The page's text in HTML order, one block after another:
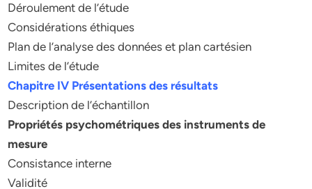
Déroulement de l’étude
Considérations éthiques
Plan de l’analyse des données et plan cartésien
Limites de l’étude
Chapitre IV Présentations des résultats
Description de l’échantillon
Propriétés psychométriques des instruments de
mesure
Consistance interne
Validité